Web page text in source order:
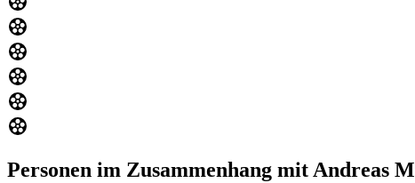
Personen im Zusammenhang mit Andreas